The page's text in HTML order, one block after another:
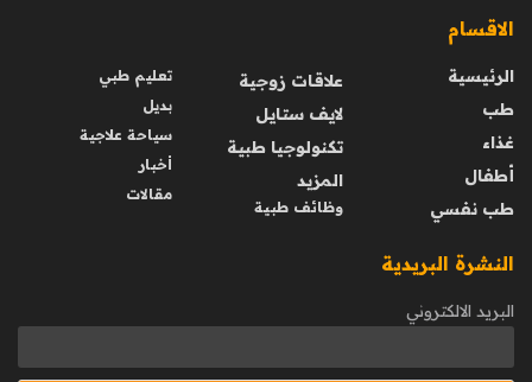
الاقسام
الرئيسية
طب
غذاء
أطفال
طب نفسي
علاقات زوجية
لايف ستايل
تكنولوجيا طبية
المزيد
وظائف طبية
تعليم طبي
بديل
سياحة علاجية
أخبار
مقالات
النشرة البريدية
البريد الالكتروني